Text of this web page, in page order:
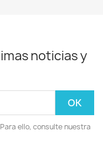
noticias y
ello, consulte nuestra